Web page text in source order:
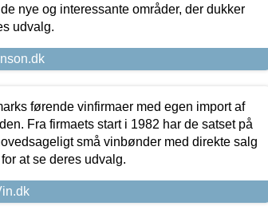
nye og interessante områder, der dukker
udvalg.
førende vinfirmaer med egen import af
Fra firmaets start i 1982 har de satset på
små vinbønder med direkte salg
at se deres udvalg.